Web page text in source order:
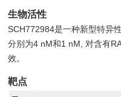
生物活性
SCH772984是一种新型特异
分别为4 nM和1 nM, 对含有
效。
靶点